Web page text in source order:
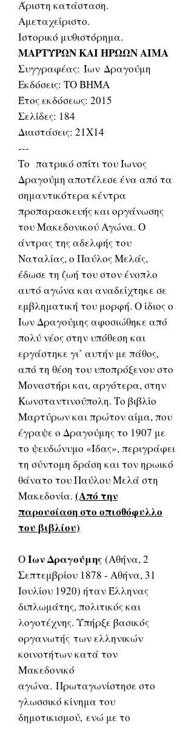
Άριστη κατάσταση.
Αμεταχείριστο.
Ιστορικό μυθιστόρημα.
ΜΑΡΤΥΡΩΝ ΚΑΙ ΗΡΩΩΝ ΑΙΜΑ
Συγγραφέας: Ίων Δραγούμη
Εκδόσεις: ΤΟ ΒΗΜΑ
Έτος εκδόσεως: 2015
Σελίδες: 184
Διαστάσεις: 21Χ14
---
Το πατρικό σπίτι του Ίωνος
Δραγούμη αποτέλεσε ένα από τα
σημαντικότερα κέντρα
προπαρασκευής και οργάνωσης
του Μακεδονικού Αγώνα. Ο
άντρας της αδελφής του
Ναταλίας, ο Παύλος Μελάς,
έδωσε τη ζωή του στον ένοπλο
αυτό αγώνα και αναδείχτηκε σε
εμβληματική του μορφή. Ο ίδιος ο
Ίων Δραγούμης αφοσιώθηκε από
πολύ νέος στην υπόθεση και
εργάστηκε γι’ αυτήν με πάθος,
από τη θέση του υποπρόξενου στο
Μοναστήρι και, αργότερα, στην
Κωνσταντινούπολη. Το βιβλίο
Μαρτύρων και πρώτον αίμα, που
έγραψε ο Δραγούμης το 1907 με
το ψευδώνυμο «Ίδας», περιγράφει
τη σύντομη δράση και τον ηρωικό
θάνατο του Παύλου Μελά στη
Μακεδονία. (Από την
παρουσίαση στο οπισθόφυλλο
του βιβλίου)
ΟΊων Δραγούμης (Αθήνα, 2
Σεπτεμβρίου 1878 - Αθήνα, 31
Ιουλίου 1920) ήταν Έλληνας
διπλωμάτης, πολιτικός και
λογοτέχνης. Υπήρξε βασικός
οργανωτής των ελληνικών
κοινοτήτων κατά τον
Μακεδονικό
αγώνα. Πρωταγωνίστησε στο
γλωσσικό κίνημα του
δημοτικισμού, ενώ με το